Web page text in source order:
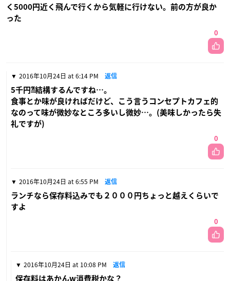
く5000円近く飛んで行くから気軽に行けない。前の方が良か
った
0
2016年10月24日 at 6:14 PM 返信
5千円⁈結構するんですね…。
食事とか味が良ければだけど、こう言うコンセプトカフェ的
なのって味が微妙なところ多いし微妙…。(美味しかったら失
礼ですが)
0
2016年10月24日 at 6:55 PM 返信
ランチなら保存料込みでも２０００円ちょっと越えくらいで
すよ
0
2016年10月24日 at 10:08 PM 返信
保存料はあかんw消費税かな？